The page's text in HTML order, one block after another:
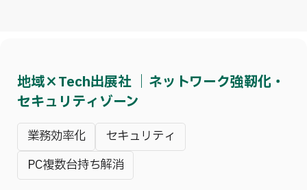
地域×Tech出展社 ｜ネットワーク強靭化・
セキュリティゾーン
業務効率化
セキュリティ
PC複数台持ち解消